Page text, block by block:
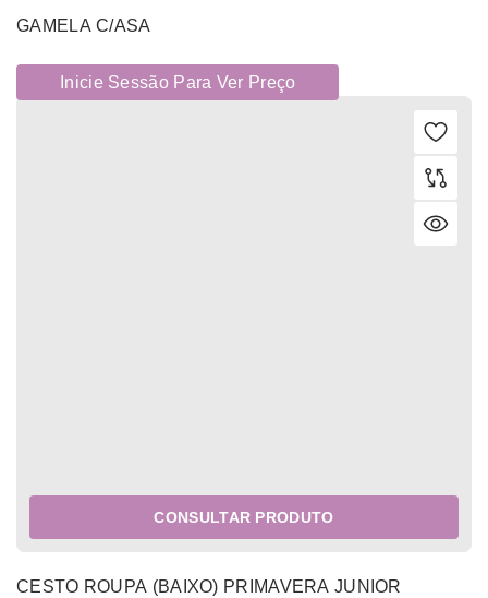
GAMELA C/ASA
Inicie Sessão Para Ver Preço
CONSULTAR PRODUTO
CESTO ROUPA (BAIXO) PRIMAVERA JUNIOR